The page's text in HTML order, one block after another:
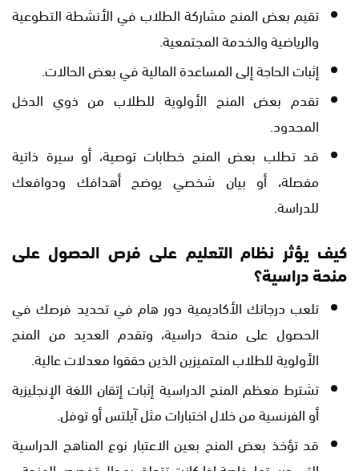
تقيم بعض المنح مشاركة الطلاب في الأنشطة التطوعية
والرياضية والخدمة المجتمعية.
إثبات الحاجة إلى المساعدة المالية في بعض الحالات.
تقدم بعض المنح الأولوية للطلاب من ذوي الدخل
المحدود.
قد تطلب بعض المنح خطابات توصية، أو سيرة ذاتية
مفصلة، أو بيان شخصي يوضح أهدافك ودوافعك
للدراسة.
كيف يؤثر نظام التعليم على فرص الحصول على
منحة دراسية؟
تلعب درجاتك الأكاديمية دور هام في تحديد فرصك في
الحصول على منحة دراسية، وتقدم العديد من المنح
الأولوية للطلاب المتميزين الذين حققوا معدلات عالية.
تشترط معظم المنح الدراسية إثبات إتقان اللغة الإنجليزية
أو الفرنسية من خلال اختبارات مثل آيلتس أو توفل.
قد تؤخذ بعض المنح بعين الاعتبار نوع المناهج الدراسية